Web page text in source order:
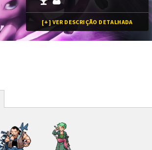
[+] VER DESCRIÇÃO DETALHADA